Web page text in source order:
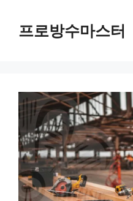
프로방수마스터